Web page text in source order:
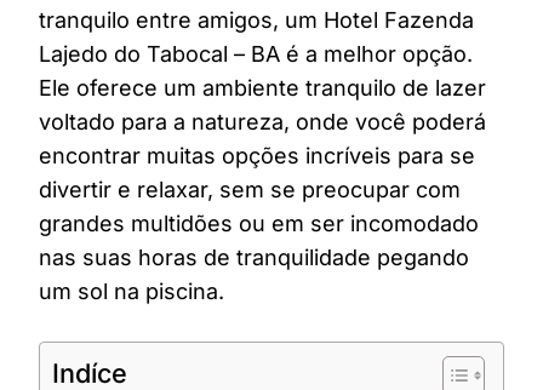
tranquilo entre amigos, um Hotel Fazenda
Lajedo do Tabocal – BA é a melhor opção.
Ele oferece um ambiente tranquilo de lazer
voltado para a natureza, onde você poderá
encontrar muitas opções incríveis para se
divertir e relaxar, sem se preocupar com
grandes multidões ou em ser incomodado
nas suas horas de tranquilidade pegando
um sol na piscina.
Indíce